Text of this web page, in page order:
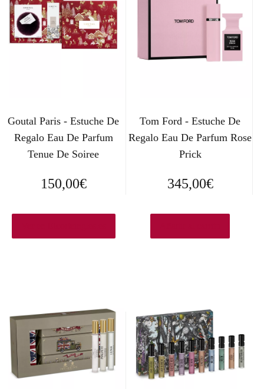
Goutal Paris - Estuche De
Regalo Eau De Parfum
Tenue De Soiree
150,00€
Tom Ford - Estuche De
Regalo Eau De Parfum Rose
Prick
345,00€